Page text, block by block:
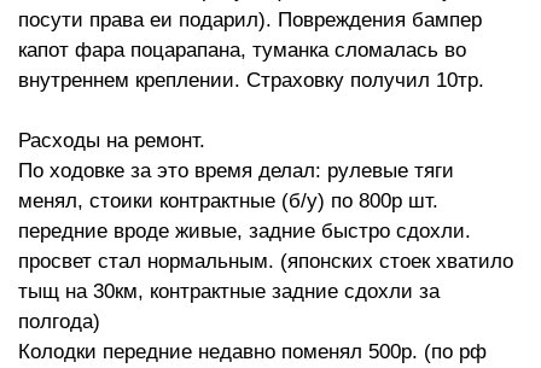
посути права еи подарил). Повреждения бампер
капот фара поцарапана, туманка сломалась во
внутреннем креплении. Страховку получил 10тр.
Расходы на ремонт.
По ходовке за это время делал: рулевые тяги
менял, стоики контрактные (б/у) по 800р шт.
передние вроде живые, задние быстро сдохли.
просвет стал нормальным. (японских стоек хватило
тыщ на 30км, контрактные задние сдохли за
полгода)
Колодки передние недавно поменял 500р. (по рф